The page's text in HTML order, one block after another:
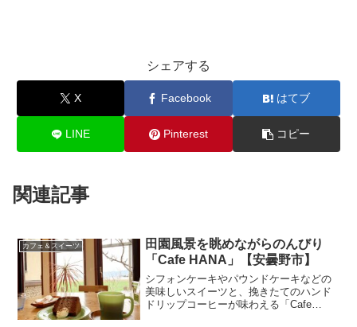
シェアする
X Facebook はてブ
LINE Pinterest コピー
関連記事
カフェ＆スイーツ
田園風景を眺めながらのんびり
「Cafe HANA」【安曇野市】
シフォンケーキやパウンドケーキなどの
美味しいスイーツと、挽きたてのハンド
ドリップコーヒーが味わえる「Cafe